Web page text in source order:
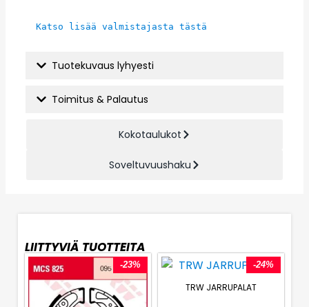
Katso lisää valmistajasta tästä
Tuotekuvaus lyhyesti
Toimitus & Palautus
Kokotaulukot
Soveltuvuushaku
LIITTYVIÄ TUOTTEITA
-23% -24%
TRW JARRUPALAT